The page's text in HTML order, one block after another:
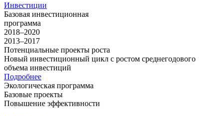
Инвестиции
Базовая инвестиционная
программа
2018–2020
2013–2017
Потенциальные проекты роста
Новый инвестиционный цикл с ростом среднегодового
объема инвестиций
Подробнее
Экологическая программа
Базовые проекты
Повышение эффективности